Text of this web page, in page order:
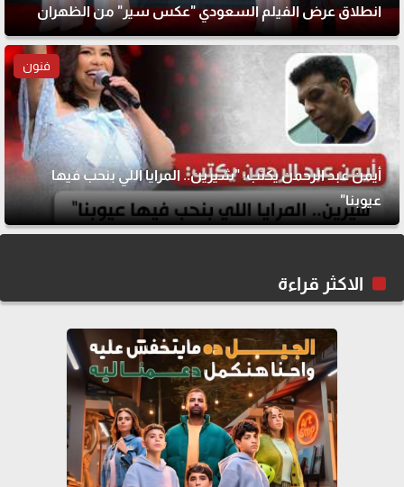
انطلاق عرض الفيلم السعودي "عكس سير" من الظهران
فنون
أيمن عبد الرحمن يكتب: "شيرين.. المرايا اللي بنحب فيها
عيوبنا"
الاكثر قراءة